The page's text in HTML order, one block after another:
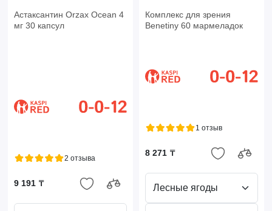
Астаксантин Orzax Ocean 4
мг 30 капсул
2 отзыва
9 191 ₸
Комплекс для зрения
Benetiny 60 мармеладок
1 отзыв
8 271 ₸
Лесные ягоды